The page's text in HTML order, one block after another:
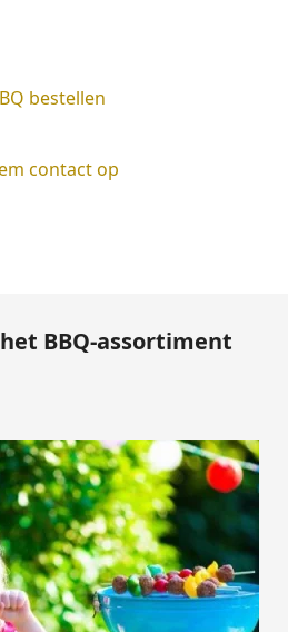
bestellen
contact op
BBQ-assortiment